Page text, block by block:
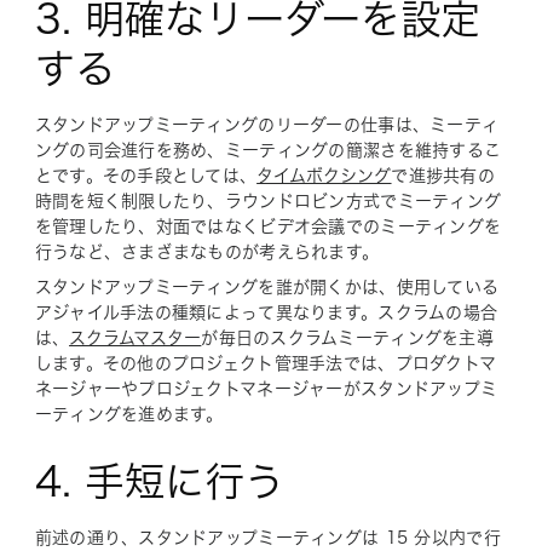
3. 明確なリーダーを設定
する
スタンドアップミーティングのリーダーの仕事は、ミーティ
ングの司会進行を務め、ミーティングの簡潔さを維持するこ
とです。その手段としては、 タイムボクシングで進捗共有の
時間を短く制限したり、ラウンドロビン方式でミーティング
を管理したり、対面ではなくビデオ会議でのミーティングを
行うなど、さまざまなものが考えられます。
スタンドアップミーティングを誰が開くかは、使用している
アジャイル手法の種類によって異なります。スクラムの場合
は、
スクラムマスターが毎日のスクラムミーティングを主導
します。その他のプロジェクト管理手法では、プロダクトマ
ネージャーやプロジェクトマネージャーがスタンドアップミ
ーティングを進めます。
4. 手短に行う
前述の通り、スタンドアップミーティングは 15 分以内で行